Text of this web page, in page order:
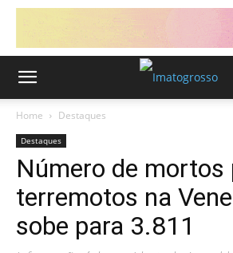
Home Destaques
Destaques
Número de mortos
terremotos na
sobe para 3.811